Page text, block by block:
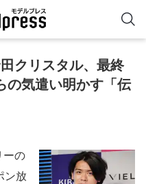
クリスタル、最終
の気遣い明かす「伝
ーの
ン放